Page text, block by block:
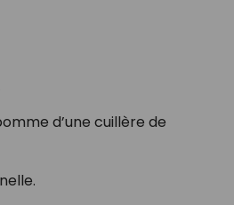
d’une cuillère de